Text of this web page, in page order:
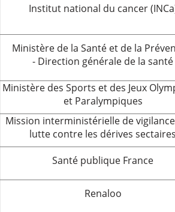
Institut national du cancer
Ministère de la Santé et de la
- Direction générale de la santé
Ministère des Sports et des Jeux
et Paralympiques
Mission interministérielle de
lutte contre les dérives sectaires
Santé publique France
Renaloo